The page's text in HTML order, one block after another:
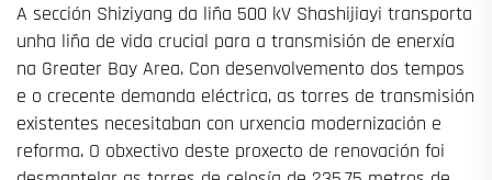
A sección Shiziyang da liña 500 kV Shashijiayi transporta
unha liña de vida crucial para a transmisión de enerxía
na Greater Bay Area. Con desenvolvemento dos tempos
e o crecente demanda eléctrica, as torres de transmisión
existentes necesitaban con urxencia modernización e
reforma. O obxectivo deste proxecto de renovación foi